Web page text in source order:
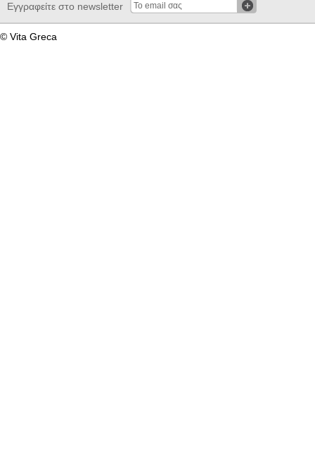
Εγγραφείτε στο newsletter
© Vita Greca